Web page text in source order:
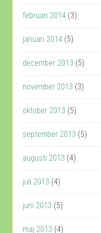
februari 2014 (3)
januari 2014 (5)
december 2013 (5)
november 2013 (3)
oktober 2013 (5)
september 2013 (5)
augusti 2013 (4)
juli 2013 (4)
juni 2013 (5)
maj 2013 (4)